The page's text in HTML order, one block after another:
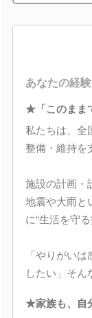
あなたの経
★「このまま
私たちは、全
整備・維持を
施設の計画・
地震や大雨と
に“生活を守
「やりがい
したい」そん
★家族も、自